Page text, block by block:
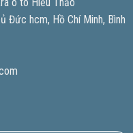
Đức hcm, Hồ Chí Minh, Bình